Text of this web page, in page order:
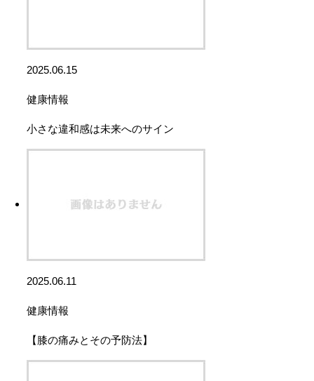
2025.06.15
健康情報
小さな違和感は未来へのサイン
2025.06.11
健康情報
【膝の痛みとその予防法】